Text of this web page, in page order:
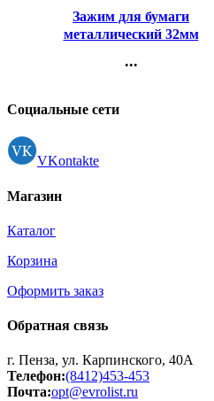
Зажим для бумаги
металлический 32мм
...
Регистрация
Социальные сети
VKontakte
Магазин
Каталог
Корзина
Оформить заказ
Обратная связь
г. Пенза, ул. Карпинского, 40А
Телефон:(8412)453-453
Почта:opt@evrolist.ru